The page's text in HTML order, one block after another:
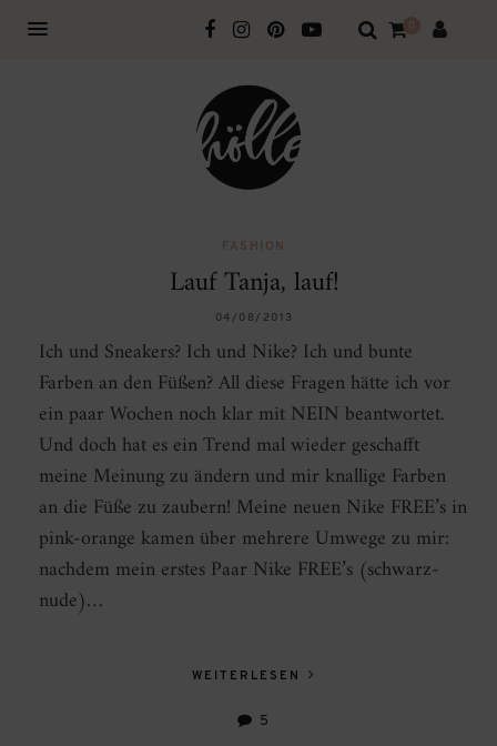
0
FASHION
Lauf Tanja, lauf!
04/08/2013
Ich und Sneakers? Ich und Nike? Ich und bunte
Farben an den Füßen? All diese Fragen hätte ich vor
ein paar Wochen noch klar mit NEIN beantwortet.
Und doch hat es ein Trend mal wieder geschafft
meine Meinung zu ändern und mir knallige Farben
an die Füße zu zaubern! Meine neuen Nike FREE’s in
pink-orange kamen über mehrere Umwege zu mir:
nachdem mein erstes Paar Nike FREE’s (schwarz-
nude)…
WEITERLESEN
5